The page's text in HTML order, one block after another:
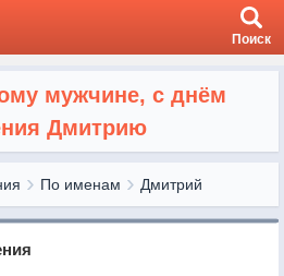
Поиск
мужчине, с днём
Дмитрию
По именам Дмитрий